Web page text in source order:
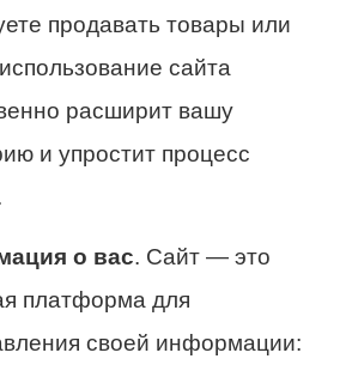
продавать товары или
сайта
расширит вашу
и упростит процесс
о вас. Сайт — это
платформа для
своей информации: